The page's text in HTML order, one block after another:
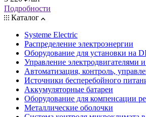
Подробности
Каталог
Systeme Electric
Распределение электроэнергии
Оборудование для установки на
Управление электродвигателями
Автоматизация, контроль,
Источники бесперебойного
Аккумуляторные батареи
Оборудование для компенсации
Металлические оболочки